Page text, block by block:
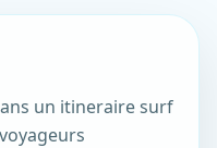
un itineraire surf